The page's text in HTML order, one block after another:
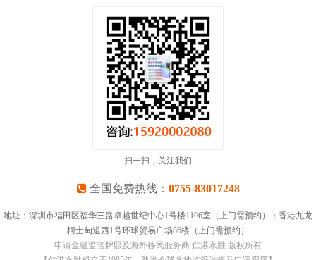
扫一扫，关注我们
全国免费热线： 0755-83017248
地址：深圳市福田区福华三路卓越世纪中心1号楼1106室（上门需预约）；香港九龙
柯士甸道西1号环球贸易广场86楼（上门需预约）
申请金融监管牌照及海外移民服务商 仁港永胜 版权所有